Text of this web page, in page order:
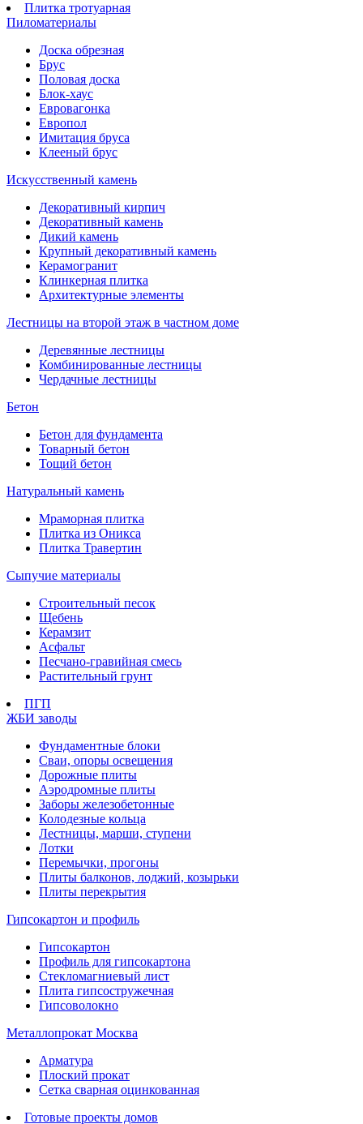
Плитка тротуарная
Пиломатериалы
Доска обрезная
Брус
Половая доска
Блок-хаус
Евровагонка
Европол
Имитация бруса
Клееный брус
Искусственный камень
Декоративный кирпич
Декоративный камень
Дикий камень
Крупный декоративный камень
Керамогранит
Клинкерная плитка
Архитектурные элементы
Лестницы на второй этаж в частном доме
Деревянные лестницы
Комбинированные лестницы
Чердачные лестницы
Бетон
Бетон для фундамента
Товарный бетон
Тощий бетон
Натуральный камень
Мраморная плитка
Плитка из Оникса
Плитка Травертин
Сыпучие материалы
Строительный песок
Щебень
Керамзит
Асфальт
Песчано-гравийная смесь
Растительный грунт
ПГП
ЖБИ заводы
Фундаментные блоки
Сваи, опоры освещения
Дорожные плиты
Аэродромные плиты
Заборы железобетонные
Колодезные кольца
Лестницы, марши, ступени
Лотки
Перемычки, прогоны
Плиты балконов, лоджий, козырьки
Плиты перекрытия
Гипсокартон и профиль
Гипсокартон
Профиль для гипсокартона
Стекломагниевый лист
Плита гипсостружечная
Гипсоволокно
Металлопрокат Москва
Арматура
Плоский прокат
Сетка сварная оцинкованная
Готовые проекты домов